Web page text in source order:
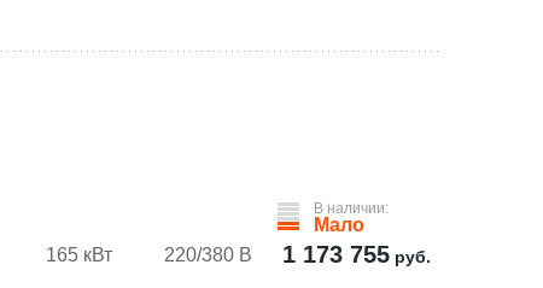
165 кВт 220/380 В
В наличии:
Мало
1 173 755 руб.